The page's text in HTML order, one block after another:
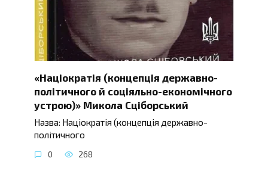
«Націократія (концепція державно-
політичного й соціяльно-економічного
устрою)» Микола Сціборський
Назва: Націократія (концепція державно-
політичного
0 268